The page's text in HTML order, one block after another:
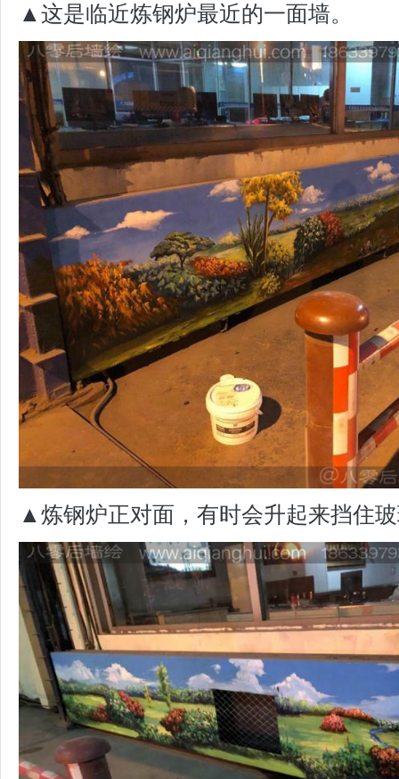
▲这是临近炼钢炉最近的一面墙。
▲炼钢炉正对面，有时会升起来挡住